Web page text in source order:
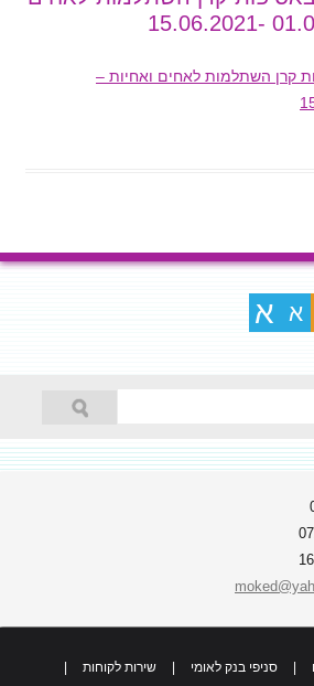
קרן השתלמות לאחים ואחיות –
א א
סניפי בנק לאומי שירות לקוחות